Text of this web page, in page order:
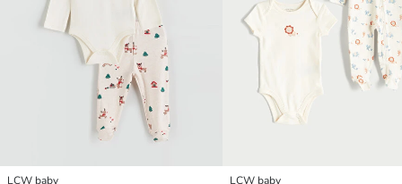
LCW baby
LCW baby